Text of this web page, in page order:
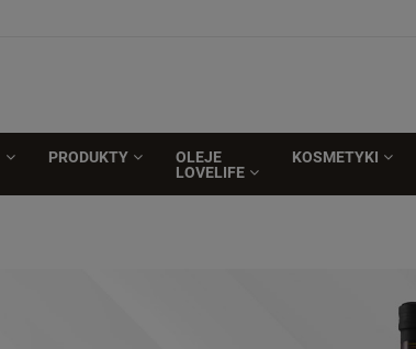
PRODUKTY
OLEJE
LOVELIFE
KOSMETYKI